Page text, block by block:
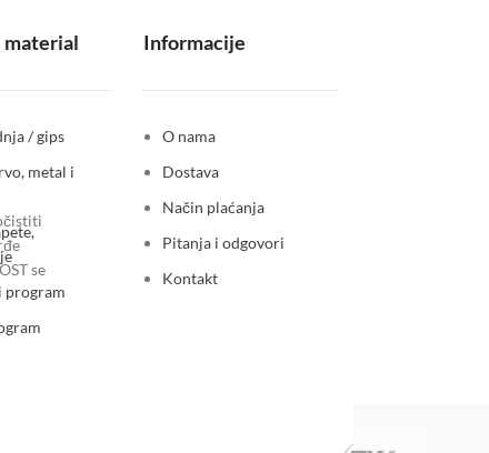
se
/ gips
metal i
program
Informacije
O nama
Dostava
Način plaćanja
Pitanja i odgovori
Kontakt